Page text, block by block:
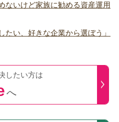
ないけど家族に勧める資産運用
たい、好きな企業から選ぼう」
したい方は
へ